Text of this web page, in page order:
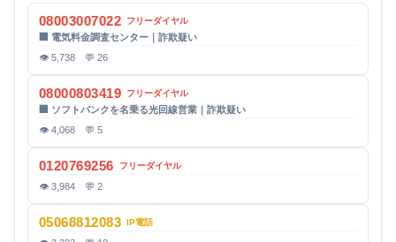
08003007022 フリーダイヤル
🏢 電気料金調査センター｜詐欺疑い
👁 5,738 💬 26
08000803419 フリーダイヤル
🏢 ソフトバンクを名乗る光回線営業｜詐欺疑い
👁 4,068 💬 5
0120769256 フリーダイヤル
👁 3,984 💬 2
05068812083 IP電話